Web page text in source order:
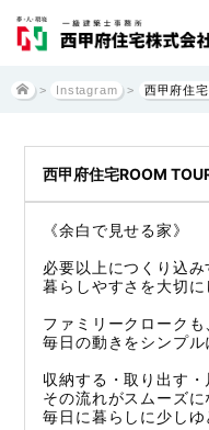
> Instagram > 西甲府住
西甲府住宅ROOM
《余白で見せる家》
必要以上につくり込み
暮らしやすさを大切に
ファミリークロークも
毎日の動きをシンプ
収納する・取り出す・
その流れがスムーズに
毎日に暮らしに少し